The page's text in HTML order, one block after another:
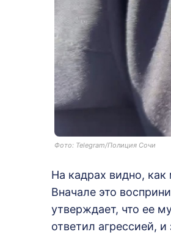
Фото: Telegram/Полиция Сочи
На кадрах видно,
Вначале это
утверждает, что ее
ответил агрессией, и